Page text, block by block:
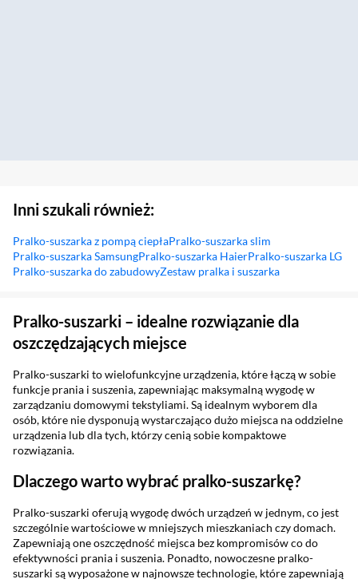
Inni szukali również:
Pralko-suszarka z pompą ciepłaPralko-suszarka slim
Pralko-suszarka SamsungPralko-suszarka HaierPralko-suszarka LG
Pralko-suszarka do zabudowyZestaw pralka i suszarka
Pralko-suszarki – idealne rozwiązanie dla
oszczędzających miejsce
Pralko-suszarki to wielofunkcyjne urządzenia, które łączą w sobie
funkcje prania i suszenia, zapewniając maksymalną wygodę w
zarządzaniu domowymi tekstyliami. Są idealnym wyborem dla
osób, które nie dysponują wystarczająco dużo miejsca na oddzielne
urządzenia lub dla tych, którzy cenią sobie kompaktowe
rozwiązania.
Dlaczego warto wybrać pralko-suszarkę?
Pralko-suszarki oferują wygodę dwóch urządzeń w jednym, co jest
szczególnie wartościowe w mniejszych mieszkaniach czy domach.
Zapewniają one oszczędność miejsca bez kompromisów co do
efektywności prania i suszenia. Ponadto, nowoczesne pralko-
suszarki są wyposażone w najnowsze technologie, które zapewniają